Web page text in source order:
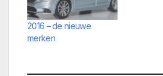
2016 – de nieuwe
merken